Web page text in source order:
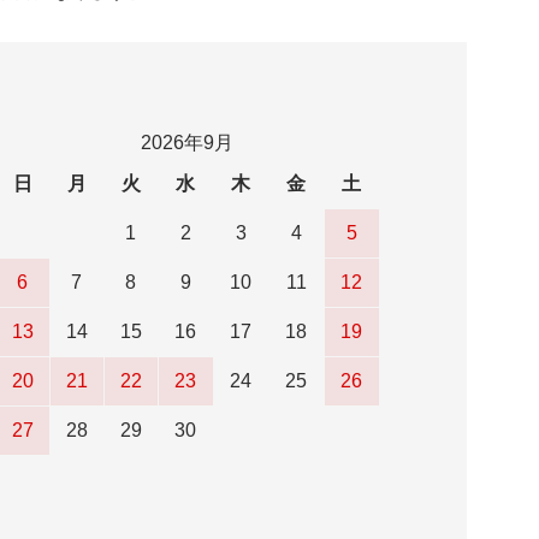
2026年9月
日
月 火 水 木 金 土
1 2 3 4 5
6 7 8 9 10 11 12
13 14 15 16 17 18 19
20 21 22 23 24 25 26
27 28 29 30